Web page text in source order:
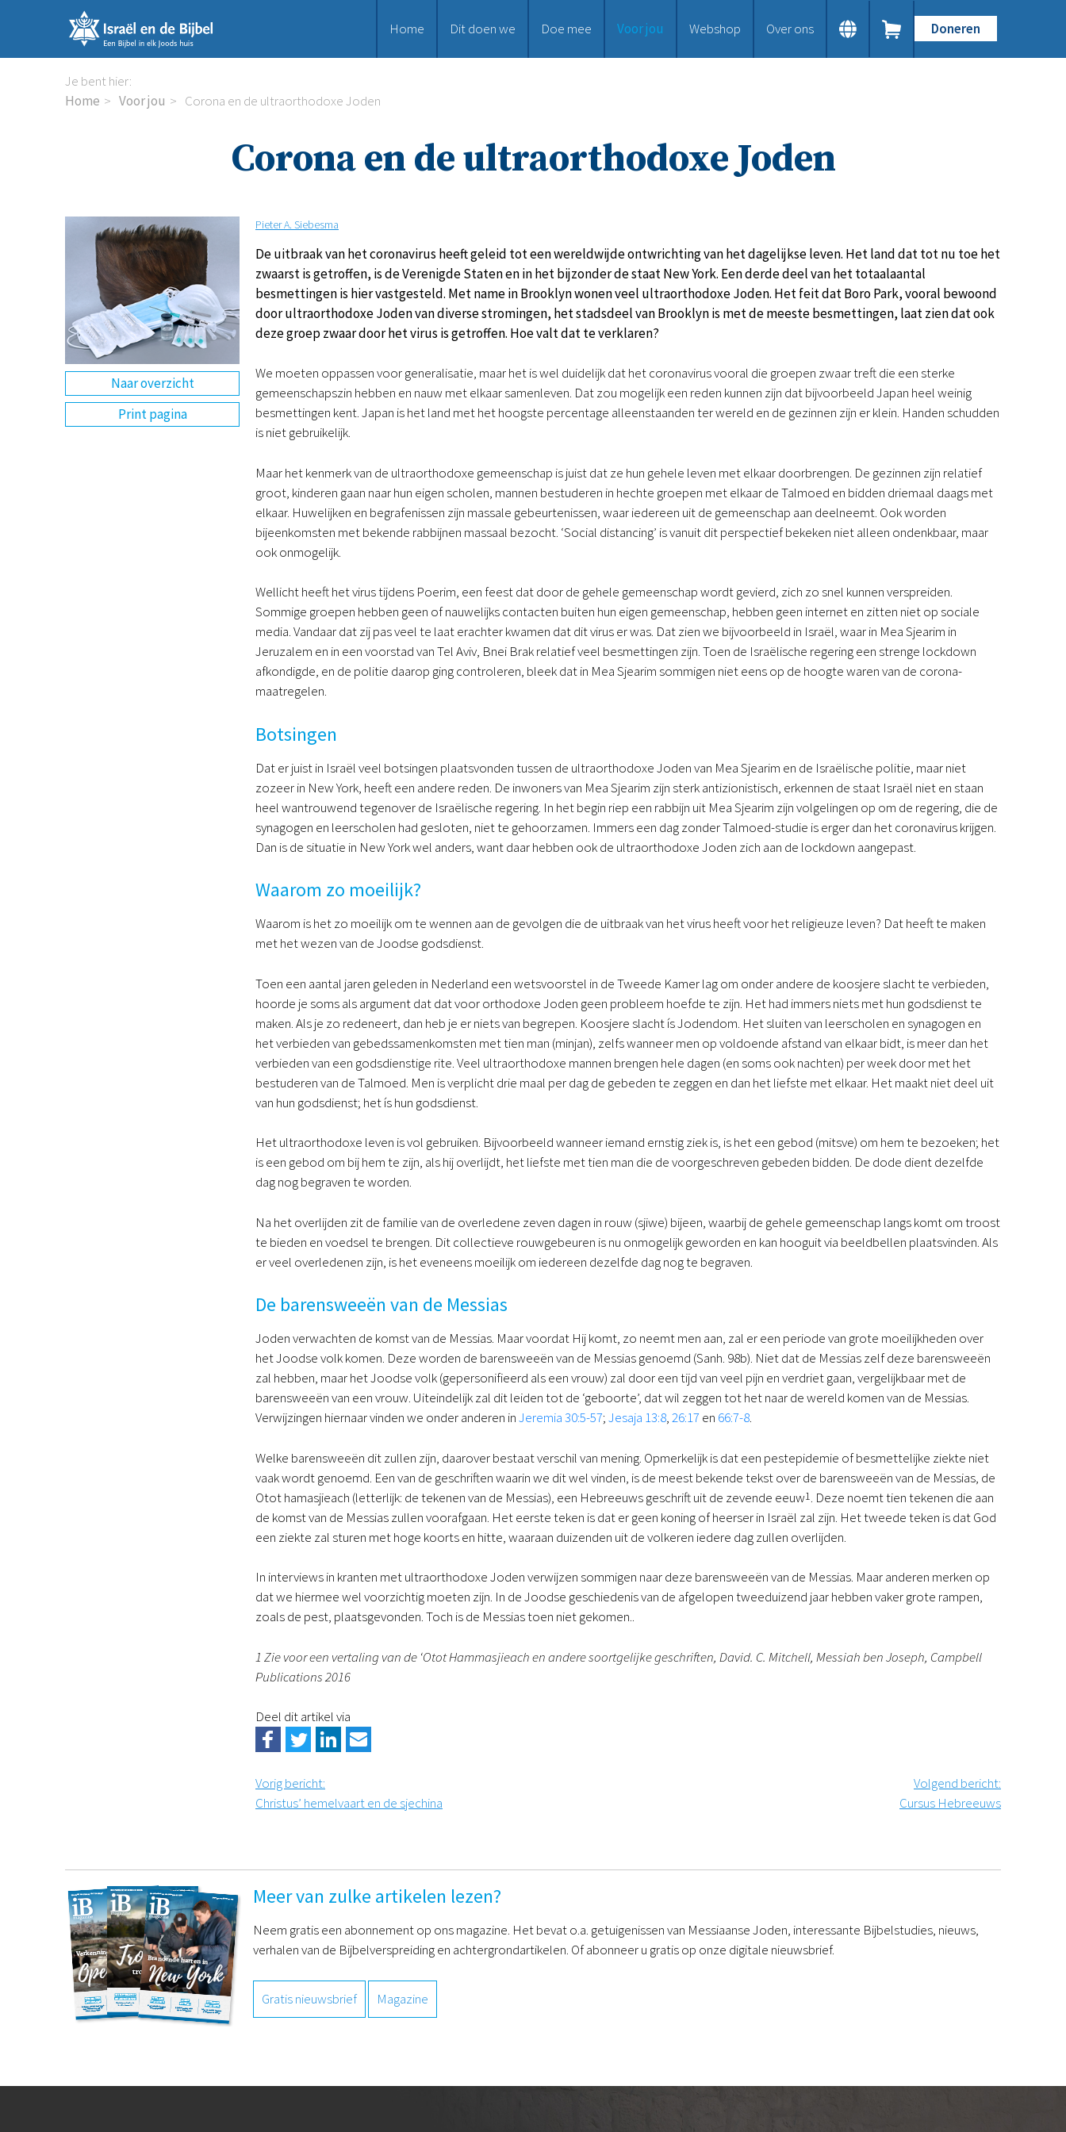
Home Dit doen we Doe mee Voor jou Webshop Over ons Doneren
Je bent hier:
Home
Voor jou Corona en de ultraorthodoxe Joden
Corona en de ultraorthodoxe Joden
Naar overzicht
Print pagina
Pieter A. Siebesma
De uitbraak van het coronavirus heeft geleid tot een wereldwijde ontwrichting van het dagelijkse leven. Het land dat tot nu toe het
zwaarst is getroffen, is de Verenigde Staten en in het bijzonder de staat New York. Een derde deel van het totaalaantal
besmettingen is hier vastgesteld. Met name in Brooklyn wonen veel ultraorthodoxe Joden. Het feit dat Boro Park, vooral bewoond
door ultraorthodoxe Joden van diverse stromingen, het stadsdeel van Brooklyn is met de meeste besmettingen, laat zien dat ook
deze groep zwaar door het virus is getroffen. Hoe valt dat te verklaren?
We moeten oppassen voor generalisatie, maar het is wel duidelijk dat het coronavirus vooral die groepen zwaar treft die een sterke
gemeenschapszin hebben en nauw met elkaar samenleven. Dat zou mogelijk een reden kunnen zijn dat bijvoorbeeld Japan heel weinig
besmettingen kent. Japan is het land met het hoogste percentage alleenstaanden ter wereld en de gezinnen zijn er klein. Handen schudden
is niet gebruikelijk.
Maar het kenmerk van de ultraorthodoxe gemeenschap is juist dat ze hun gehele leven met elkaar doorbrengen. De gezinnen zijn relatief
groot, kinderen gaan naar hun eigen scholen, mannen bestuderen in hechte groepen met elkaar de Talmoed en bidden driemaal daags met
elkaar. Huwelijken en begrafenissen zijn massale gebeurtenissen, waar iedereen uit de gemeenschap aan deelneemt. Ook worden
bijeenkomsten met bekende rabbijnen massaal bezocht. ‘Social distancing’ is vanuit dit perspectief bekeken niet alleen ondenkbaar, maar
ook onmogelijk.
Wellicht heeft het virus tijdens Poerim, een feest dat door de gehele gemeenschap wordt gevierd, zich zo snel kunnen verspreiden.
Sommige groepen hebben geen of nauwelijks contacten buiten hun eigen gemeenschap, hebben geen internet en zitten niet op sociale
media. Vandaar dat zij pas veel te laat erachter kwamen dat dit virus er was. Dat zien we bijvoorbeeld in Israël, waar in Mea Sjearim in
Jeruzalem en in een voorstad van Tel Aviv, Bnei Brak relatief veel besmettingen zijn. Toen de Israëlische regering een strenge lockdown
afkondigde, en de politie daarop ging controleren, bleek dat in Mea Sjearim sommigen niet eens op de hoogte waren van de corona-
maatregelen.
Botsingen
Dat er juist in Israël veel botsingen plaatsvonden tussen de ultraorthodoxe Joden van Mea Sjearim en de Israëlische politie, maar niet
zozeer in New York, heeft een andere reden. De inwoners van Mea Sjearim zijn sterk antizionistisch, erkennen de staat Israël niet en staan
heel wantrouwend tegenover de Israëlische regering. In het begin riep een rabbijn uit Mea Sjearim zijn volgelingen op om de regering, die de
synagogen en leerscholen had gesloten, niet te gehoorzamen. Immers een dag zonder Talmoed-studie is erger dan het coronavirus krijgen.
Dan is de situatie in New York wel anders, want daar hebben ook de ultraorthodoxe Joden zich aan de lockdown aangepast.
Waarom zo moeilijk?
Waarom is het zo moeilijk om te wennen aan de gevolgen die de uitbraak van het virus heeft voor het religieuze leven? Dat heeft te maken
met het wezen van de Joodse godsdienst.
Toen een aantal jaren geleden in Nederland een wetsvoorstel in de Tweede Kamer lag om onder andere de koosjere slacht te verbieden,
hoorde je soms als argument dat dat voor orthodoxe Joden geen probleem hoefde te zijn. Het had immers niets met hun godsdienst te
maken. Als je zo redeneert, dan heb je er niets van begrepen. Koosjere slacht ís Jodendom. Het sluiten van leerscholen en synagogen en
het verbieden van gebedssamenkomsten met tien man (minjan), zelfs wanneer men op voldoende afstand van elkaar bidt, is meer dan het
verbieden van een godsdienstige rite. Veel ultraorthodoxe mannen brengen hele dagen (en soms ook nachten) per week door met het
bestuderen van de Talmoed. Men is verplicht drie maal per dag de gebeden te zeggen en dan het liefste met elkaar. Het maakt niet deel uit
van hun godsdienst; het ís hun godsdienst.
Het ultraorthodoxe leven is vol gebruiken. Bijvoorbeeld wanneer iemand ernstig ziek is, is het een gebod (mitsve) om hem te bezoeken; het
is een gebod om bij hem te zijn, als hij overlijdt, het liefste met tien man die de voorgeschreven gebeden bidden. De dode dient dezelfde
dag nog begraven te worden.
Na het overlijden zit de familie van de overledene zeven dagen in rouw (sjiwe) bijeen, waarbij de gehele gemeenschap langs komt om troost
te bieden en voedsel te brengen. Dit collectieve rouwgebeuren is nu onmogelijk geworden en kan hooguit via beeldbellen plaatsvinden. Als
er veel overledenen zijn, is het eveneens moeilijk om iedereen dezelfde dag nog te begraven.
De barensweeën van de Messias
Joden verwachten de komst van de Messias. Maar voordat Hij komt, zo neemt men aan, zal er een periode van grote moeilijkheden over
het Joodse volk komen. Deze worden de barensweeën van de Messias genoemd (Sanh. 98b). Niet dat de Messias zelf deze barensweeën
zal hebben, maar het Joodse volk (gepersonifieerd als een vrouw) zal door een tijd van veel pijn en verdriet gaan, vergelijkbaar met de
barensweeën van een vrouw. Uiteindelijk zal dit leiden tot de ‘geboorte’, dat wil zeggen tot het naar de wereld komen van de Messias.
Verwijzingen hiernaar vinden we onder anderen inJeremia 30:5-57;Jesaja 13:8,26:17 en 66:7-8.
Welke barensweeën dit zullen zijn, daarover bestaat verschil van mening. Opmerkelijk is dat een pestepidemie of besmettelijke ziekte niet
vaak wordt genoemd. Een van de geschriften waarin we dit wel vinden, is de meest bekende tekst over de barensweeën van de Messias, de
Otot hamasjieach (letterlijk: de tekenen van de Messias), een Hebreeuws geschrift uit de zevende eeuw1. Deze noemt tien tekenen die aan
de komst van de Messias zullen voorafgaan. Het eerste teken is dat er geen koning of heerser in Israël zal zijn. Het tweede teken is dat God
een ziekte zal sturen met hoge koorts en hitte, waaraan duizenden uit de volkeren iedere dag zullen overlijden.
In interviews in kranten met ultraorthodoxe Joden verwijzen sommigen naar deze barensweeën van de Messias. Maar anderen merken op
dat we hiermee wel voorzichtig moeten zijn. In de Joodse geschiedenis van de afgelopen tweeduizend jaar hebben vaker grote rampen,
zoals de pest, plaatsgevonden. Toch is de Messias toen niet gekomen..
1 Zie voor een vertaling van de ‘Otot Hammasjieach en andere soortgelijke geschriften, David. C. Mitchell, Messiah ben Joseph, Campbell
Publications 2016
Deel dit artikel via
Vorig bericht:
Christus’ hemelvaart en de sjechina
Volgend bericht:
Cursus Hebreeuws
Meer van zulke artikelen lezen?
Neem gratis een abonnement op ons magazine. Het bevat o.a. getuigenissen van Messiaanse Joden, interessante Bijbelstudies, nieuws,
verhalen van de Bijbelverspreiding en achtergrondartikelen. Of abonneer u gratis op onze digitale nieuwsbrief.
Gratis nieuwsbrief Magazine
Doneer
Bid mee
Schenkingen en legaten
Nodig ons uit
Podcast
Magazine
Digitale nieuwsbrief
Jongerenwerk
Het Studiehuis (cursus)
Webshop
Over ons
Actueel
ANBI
Veelgestelde vragen
Contact
Doneren